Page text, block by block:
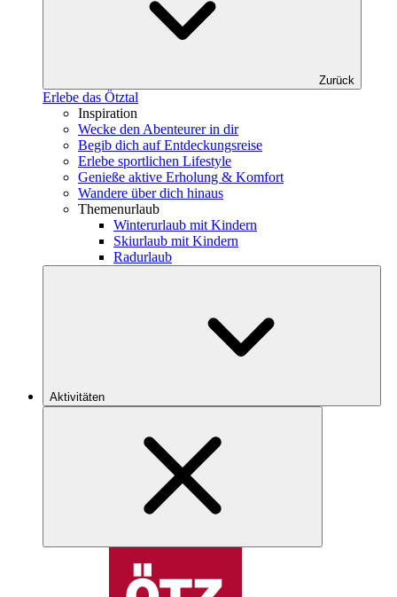
Zurück
Erlebe das Ötztal
Inspiration
Wecke den Abenteurer in dir
Begib dich auf Entdeckungsreise
Erlebe sportlichen Lifestyle
Genieße aktive Erholung & Komfort
Wandere über dich hinaus
Themenurlaub
Winterurlaub mit Kindern
Skiurlaub mit Kindern
Radurlaub
Aktivitäten